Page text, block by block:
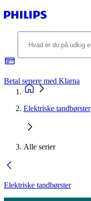
Betal senere med Klarna
Elektriske tandbørster
Alle serier
Elektriske tandbørster